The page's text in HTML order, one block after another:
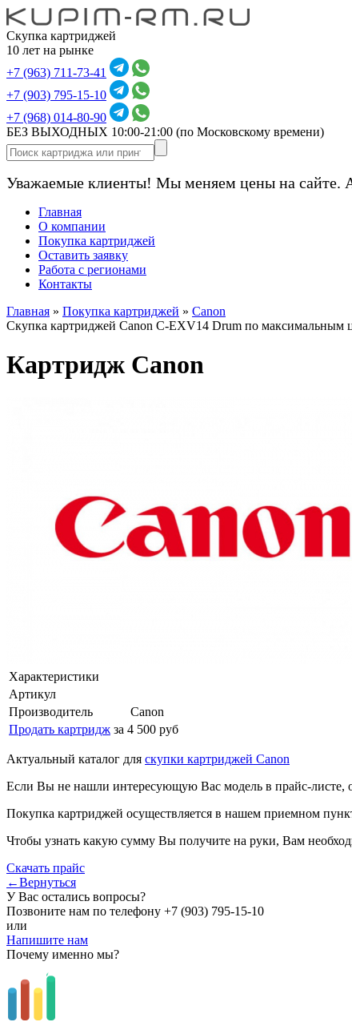
Скупка картриджей
10 лет на рынке
+7 (963) 711-73-41
+7 (903) 795-15-10
+7 (968) 014-80-90
БЕЗ ВЫХОДНЫХ 10:00-21:00 (по Московскому времени)
Уважаемые клиенты! Мы меняем цены на сайте.
Главная
О компании
Покупка картриджей
Оставить заявку
Работа с регионами
Контакты
Главная » Покупка картриджей » Canon
Скупка картриджей Canon C-EXV14 Drum по максимальным
Картридж Canon
Характеристики
Артикул
Производитель
Canon
Продать картридж за 4 500 руб
Актуальный каталог для скупки картриджей Canon
Если Вы не нашли интересующую Вас модель в прайс-листе,
Покупка картриджей осуществляется в нашем приемном
Чтобы узнать какую сумму Вы получите на руки, Вам
Скачать прайс
←Вернуться
У Вас остались вопросы?
Позвоните нам по телефону +7 (903) 795-15-10
или
Напишите нам
Почему именно мы?